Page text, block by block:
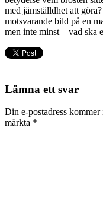
med jämställdhet att
motsvarande bild på en
men inte minst – vad ska
Lämna ett svar
Din e-postadress kommer
märkta *